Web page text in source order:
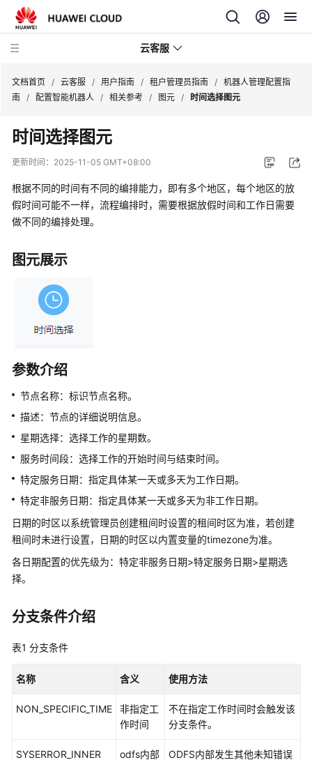
云客服
产
品
介
快
速
门
南
云
控
制
操
作
指
租
管
理
员
认
您
置
文档首页 / 云客服 / 用户指南 / 租户管理员指南 / 机器人管理配置指
南 / 配置智能机器人 / 相关参考 / 图元 / 时间选择图元
时间选择图元
更新时间： 2025-11-05 GMT+08:00
根据不同的时间有不同的编排能力，即有多个地区，每个地区的放
假时间可能不一样，流程编排时，需要根据放假时间和工作日需要
做不同的编排处理。
图元展示
参数介绍
节点名称：标识节点名称。
描述：节点的详细说明信息。
星期选择：选择工作的星期数。
服务时间段：选择工作的开始时间与结束时间。
特定服务日期：指定具体某一天或多天为工作日期。
特定非服务日期：指定具体某一天或多天为非工作日期。
日期的时区以系统管理员创建租间时设置的租间时区为准，若创建
租间时未进行设置，日期的时区以内置变量的timezone为准。
各日期配置的优先级为：特定非服务日期>特定服务日期>星期选
择。
分支条件介绍
表1 分支条件
名称 含义 使用方法
NON_SPECIFIC_TIME
非指定工
作时间
不在指定工作时间时会触发该
分支条件。
SYSERROR_INNER
odfs内部
ODFS内部发生其他未知错误